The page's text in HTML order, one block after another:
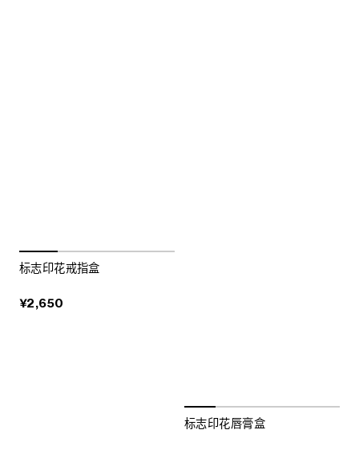
标志印花戒指盒
¥2,650
标志印花唇膏盒